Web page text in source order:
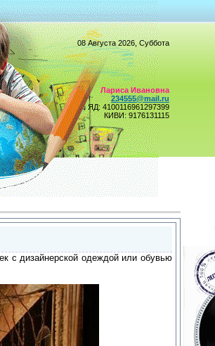
08 Августа 2026, Суббота
Лариса Ивановна
234555@mail.ru
ЯД: 4100116961297399
КИВИ: 9176131115
с дизайнерской одеждой или обувью